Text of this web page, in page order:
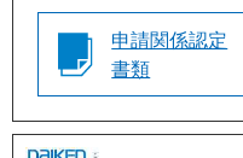
申請関係認定
書類